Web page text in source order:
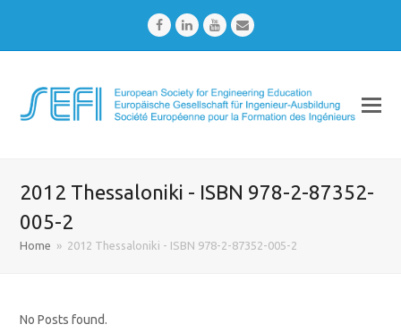
FacebookLinkedInYoutubeEmail
2012 Thessaloniki - ISBN 978-2-87352-
005-2
Home » 2012 Thessaloniki - ISBN 978-2-87352-005-2
No Posts found.